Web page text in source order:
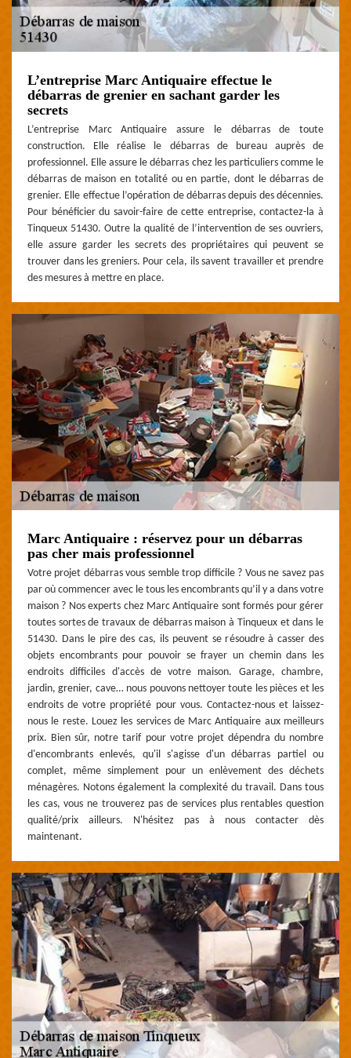
L’entreprise Marc Antiquaire effectue le
débarras de grenier en sachant garder les
secrets
L’entreprise Marc Antiquaire assure le débarras de toute
construction. Elle réalise le débarras de bureau auprès de
professionnel. Elle assure le débarras chez les particuliers comme le
débarras de maison en totalité ou en partie, dont le débarras de
grenier. Elle effectue l’opération de débarras depuis des décennies.
Pour bénéficier du savoir-faire de cette entreprise, contactez-la à
Tinqueux 51430. Outre la qualité de l’intervention de ses ouvriers,
elle assure garder les secrets des propriétaires qui peuvent se
trouver dans les greniers. Pour cela, ils savent travailler et prendre
des mesures à mettre en place.
Marc Antiquaire : réservez pour un débarras
pas cher mais professionnel
Votre projet débarras vous semble trop difficile ? Vous ne savez pas
par où commencer avec le tous les encombrants qu’il y a dans votre
maison ? Nos experts chez Marc Antiquaire sont formés pour gérer
toutes sortes de travaux de débarras maison à Tinqueux et dans le
51430. Dans le pire des cas, ils peuvent se résoudre à casser des
objets encombrants pour pouvoir se frayer un chemin dans les
endroits difficiles d'accès de votre maison. Garage, chambre,
jardin, grenier, cave… nous pouvons nettoyer toute les pièces et les
endroits de votre propriété pour vous. Contactez-nous et laissez-
nous le reste. Louez les services de Marc Antiquaire aux meilleurs
prix. Bien sûr, notre tarif pour votre projet dépendra du nombre
d'encombrants enlevés, qu'il s'agisse d'un débarras partiel ou
complet, même simplement pour un enlèvement des déchets
ménagères. Notons également la complexité du travail. Dans tous
les cas, vous ne trouverez pas de services plus rentables question
qualité/prix ailleurs. N'hésitez pas à nous contacter dès
maintenant.